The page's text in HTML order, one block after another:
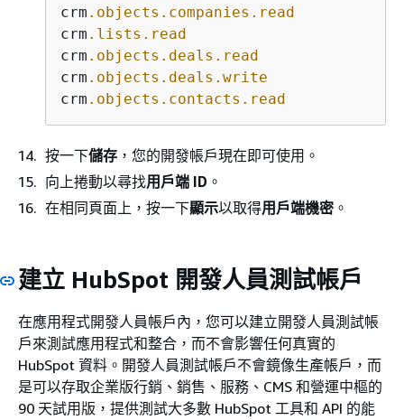
crm .objects .companies .read
crm .lists .read
crm .objects .deals .read
crm .objects .deals .write
crm .objects .contacts .read
按一下儲存 ，您的開發帳戶現在即可使用。
向上捲動以尋找用戶端 ID 。
在相同頁面上，按一下顯示以取得用戶端機密 。
建立 HubSpot 開發人員測試帳戶
在應用程式開發人員帳戶內，您可以建立開發人員測試帳
戶來測試應用程式和整合，而不會影響任何真實的
HubSpot 資料。開發人員測試帳戶不會鏡像生產帳戶，而
是可以存取企業版行銷、銷售、服務、CMS 和營運中樞的
90 天試用版，提供測試大多數 HubSpot 工具和 API 的能